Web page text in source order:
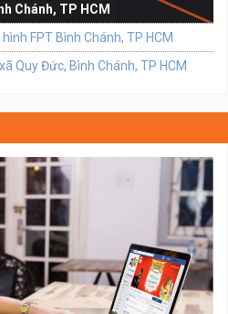
Chánh, TP HCM
FPT Bình Chánh, TP HCM
Quy Đức, Bình Chánh, TP HCM